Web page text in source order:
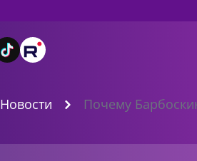
Новости Почему